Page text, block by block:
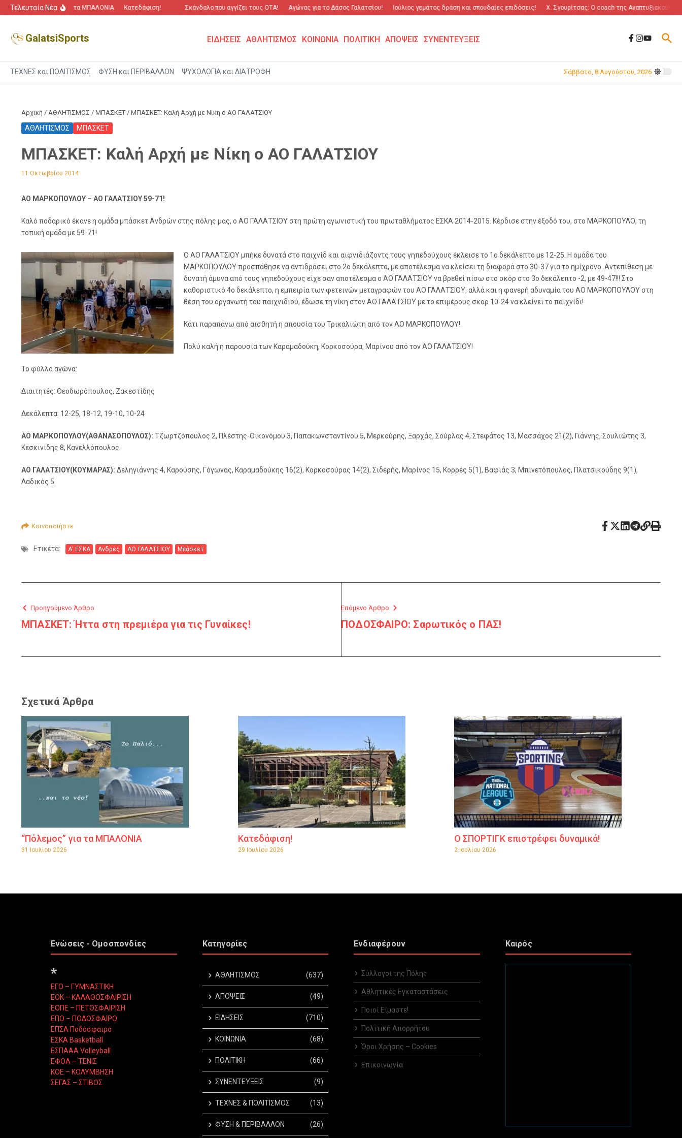
Μετάβαση στο περιεχόμενο
Τελευταία Νέα
“Πόλεμος” για τα ΜΠΑΛΟΝΙΑ Κατεδάφιση! Σκάνδαλο που αγγίζει τους ΟΤΑ! Αγώνας για το Δάσος Γαλατσίου! Ιούλιος γεμάτος δράση και σπουδαίες επιδόσεις! Χ. Σγουρίτσας: O coach της Αναπτυξιακού!
GalatsiSports ΕΙΔΗΣΕΙΣ ΑΘΛΗΤΙΣΜΟΣ ΚΟΙΝΩΝΙΑ ΠΟΛΙΤΙΚΗ ΑΠΟΨΕΙΣ ΣΥΝΕΝΤΕΥΞΕΙΣ
ΤΕΧΝΕΣ και ΠΟΛΙΤΙΣΜΟΣ ΦΥΣΗ και ΠΕΡΙΒΑΛΛΟΝ ΨΥΧΟΛΟΓΙΑ και ΔΙΑΤΡΟΦΗ Σάββατο, 8 Αυγούστου, 2026
Αρχική / ΑΘΛΗΤΙΣΜΟΣ / ΜΠΑΣΚΕΤ / ΜΠΑΣΚΕΤ: Καλή Αρχή με Νίκη ο ΑΟ ΓΑΛΑΤΣΙΟΥ
ΑΘΛΗΤΙΣΜΟΣ ΜΠΑΣΚΕΤ
ΜΠΑΣΚΕΤ: Καλή Αρχή με Νίκη ο ΑΟ ΓΑΛΑΤΣΙΟΥ
11 Οκτωβρίου 2014
ΑΟ ΜΑΡΚΟΠΟΥΛΟΥ – ΑΟ ΓΑΛΑΤΣΙΟΥ 59-71!
Καλό ποδαρικό έκανε η ομάδα μπάσκετ Ανδρών στης πόλης μας, ο ΑΟ ΓΑΛΑΤΣΙΟΥ στη πρώτη αγωνιστική του πρωταθλήματος ΕΣΚΑ 2014-2015. Κέρδισε στην έξοδό του, στο ΜΑΡΚΟΠΟΥΛΟ, τη
τοπική ομάδα με 59-71!
Ο ΑΟ ΓΑΛΑΤΣΙΟΥ μπήκε δυνατά στο παιχνίδ και αιφνιδιάζοντς τους γηπεδούχους έκλεισε το 1ο δεκάλεπτο με 12-25. Η ομάδα του
ΜΑΡΚΟΠΟΥΛΟΥ προσπάθησε να αντιδράσει στο 2ο δεκάλεπτο, με αποτέλεσμα να κλείσει τη διαφορά στο 30-37 για το ημίχρονο. Αντεπίθεση με
δυνατή άμυνα από τους γηπεδούχους είχε σαν αποτέλεσμα ο ΑΟ ΓΑΛΑΤΣΙΟΥ να βρεθεί πίσω στο σκόρ στο 3ο δεκάλεπτο -2, με 49-47!!! Στο
καθοριστικό 4ο δεκάλεπτο, η εμπειρία των φετεινών μεταγραφών του ΑΟ ΓΑΛΑΤΣΙΟΥ, αλλά και η φανερή αδυναμία του ΑΟ ΜΑΡΚΟΠΟΥΛΟΥ στη
θέση του οργανωτή του παιχνιδιού, έδωσε τη νίκη στον ΑΟ ΓΑΛΑΤΣΙΟΥ με το επιμέρους σκορ 10-24 να κλείνει το παιχνίδι!
Κάτι παραπάνω από αισθητή η απουσία του Τρικαλιώτη από τον ΑΟ ΜΑΡΚΟΠΟΥΛΟΥ!
Πολύ καλή η παρουσία των Καραμαδούκη, Κορκοσούρα, Μαρίνου από τον ΑΟ ΓΑΛΑΤΣΙΟΥ!
Το φύλλο αγώνα:
Διαιτητές: Θεοδωρόπουλος, Ζακεστίδης
Δεκάλεπτα: 12-25, 18-12, 19-10, 10-24
ΑΟ ΜΑΡΚΟΠΟΥΛΟΥ(ΑΘΑΝΑΣΟΠΟΥΛΟΣ): Τζωρτζόπουλος 2, Πλέστης-Οικονόμου 3, Παπακωνσταντίνου 5, Μερκούρης, Ξαρχάς, Σούρλας 4, Στεφάτος 13, Μασσάχος 21(2), Γιάννης, Σουλιώτης 3,
Κεσκινίδης 8, Κανελλόπουλος.
ΑΟ ΓΑΛΑΤΣΙΟΥ(ΚΟΥΜΑΡΑΣ): Δεληγιάννης 4, Καρούσης, Γόγωνας, Καραμαδούκης 16(2), Κορκοσούρας 14(2), Σιδερής, Μαρίνος 15, Κορρές 5(1), Βαφιάς 3, Μπινετόπουλος, Πλατσικούδης 9(1),
Λαδικός 5.
Κοινοποιήστε
Ετικέτα: Α' ΕΣΚΑ Ανδρες ΑΟ ΓΑΛΑΤΣΙΟΥ Μπάσκετ
Προηγούμενο Άρθρο
ΜΠΑΣΚΕΤ: Ήττα στη πρεμιέρα για τις Γυναίκες!
Επόμενο Άρθρο
ΠΟΔΟΣΦΑΙΡΟ: Σαρωτικός ο ΠΑΣ!
Σχετικά Άρθρα
“Πόλεμος” για τα ΜΠΑΛΟΝΙΑ
31 Ιουλίου 2026
Κατεδάφιση!
29 Ιουλίου 2026
Ο ΣΠΟΡΤΙΓΚ επιστρέφει δυναμικά!
2 Ιουλίου 2026
Ενώσεις - Ομοσπονδίες
*
ΕΓΟ – ΓΥΜΝΑΣΤΙΚΗ
ΕΟΚ – ΚΑΛΑΘΟΣΦΑΙΡΙΣΗ
ΕΟΠΕ – ΠΕΤΟΣΦΑΙΡΙΣΗ
ΕΠΟ – ΠΟΔΟΣΦΑΙΡΟ
ΕΠΣΑ Ποδόσφαιρο
ΕΣΚΑ Basketball
ΕΣΠΑΑΑ Volleyball
ΕΦΟΑ – ΤΕΝΙΣ
ΚΟΕ – ΚΟΛΥΜΒΗΣΗ
ΣΕΓΑΣ – ΣΤΙΒΟΣ
Κατηγορίες
ΑΘΛΗΤΙΣΜΟΣ (637)
ΑΠΟΨΕΙΣ (49)
ΕΙΔΗΣΕΙΣ (710)
ΚΟΙΝΩΝΙΑ (68)
ΠΟΛΙΤΙΚΗ (66)
ΣΥΝΕΝΤΕΥΞΕΙΣ (9)
ΤΕΧΝΕΣ & ΠΟΛΙΤΙΣΜΟΣ (13)
ΦΥΣΗ & ΠΕΡΙΒΑΛΛΟΝ (26)
Ενδιαφέρουν
Σύλλογοι της Πόλης
Αθλητικές Εγκαταστάσεις
Ποιοί Είμαστε!
Πολιτική Απορρήτου
Όροι Χρήσης – Cookies
Επικοινωνία
Καιρός